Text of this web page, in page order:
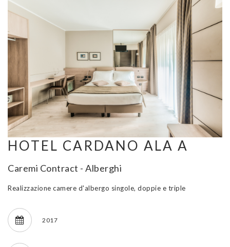
HOTEL CARDANO ALA A
Caremi Contract - Alberghi
Realizzazione camere d'albergo singole, doppie e triple
2017